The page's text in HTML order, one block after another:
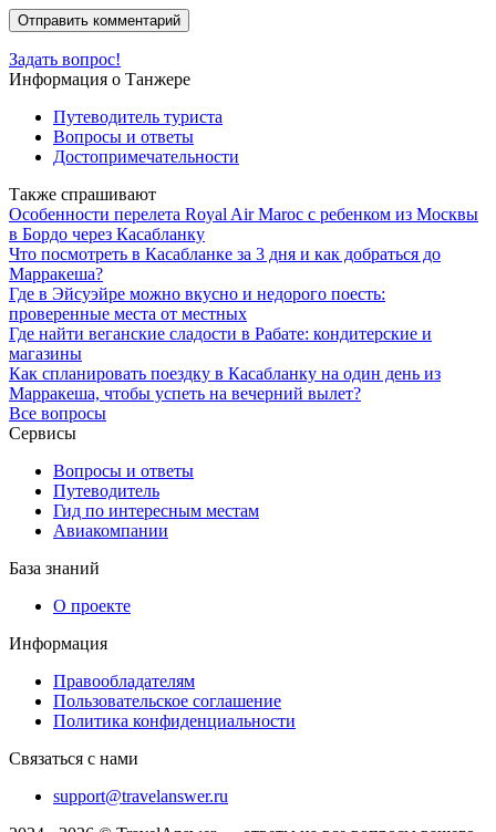
Задать вопрос!
Информация о Танжере
Путеводитель туриста
Вопросы и ответы
Достопримечательности
Также спрашивают
Особенности перелета Royal Air Maroc с ребенком из Москвы
в Бордо через Касабланку
Что посмотреть в Касабланке за 3 дня и как добраться до
Марракеша?
Где в Эйсуэйре можно вкусно и недорого поесть:
проверенные места от местных
Где найти веганские сладости в Рабате: кондитерские и
магазины
Как спланировать поездку в Касабланку на один день из
Марракеша, чтобы успеть на вечерний вылет?
Все вопросы
Сервисы
Вопросы и ответы
Путеводитель
Гид по интересным местам
Авиакомпании
База знаний
О проекте
Информация
Правообладателям
Пользовательское соглашение
Политика конфиденциальности
Связаться с нами
support@travelanswer.ru